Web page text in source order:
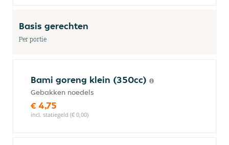
Basis gerechten
Per portie
Bami goreng klein (350cc)
Gebakken noedels
€ 4,75
incl. statiegeld (€ 0,00)